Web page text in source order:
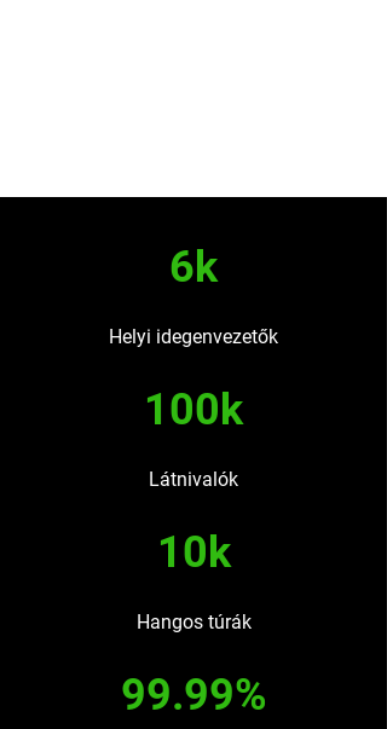
6k
Helyi idegenvezetők
100k
Látnivalók
10k
Hangos túrák
99.99%